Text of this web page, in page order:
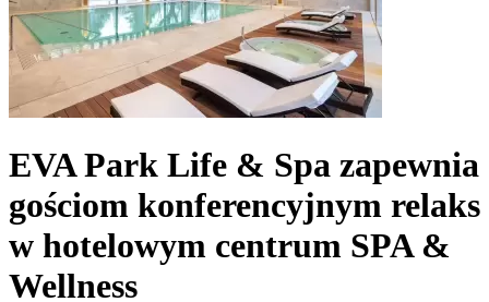
EVA Park Life & Spa zapewnia
gościom konferencyjnym relaks
w hotelowym centrum SPA &
Wellness